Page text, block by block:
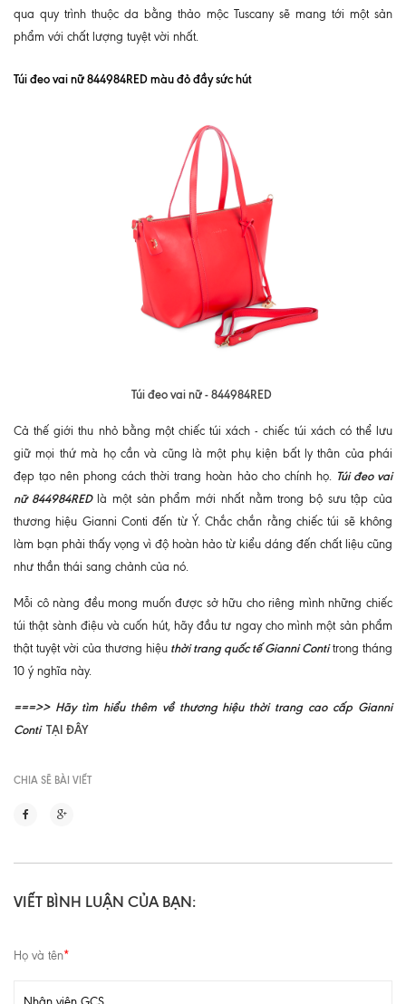
qua quy trình thuộc da bằng thảo mộc Tuscany sẽ mang tới một sản
phẩm với chất lượng tuyệt vời nhất.
Túi đeo vai nữ 844984RED màu đỏ đầy sức hút
Túi đeo vai nữ - 844984RED
Cả thế giới thu nhỏ bằng một chiếc túi xách - chiếc túi xách có thể lưu
giữ mọi thứ mà họ cần và cũng là một phụ kiện bất ly thân của phái
đẹp tạo nên phong cách thời trang hoàn hảo cho chính họ.
Túi đeo vai
nữ 844984REDlà một sản phẩm mới nhất nằm trong bộ sưu tập của
thương hiệu Gianni Conti đến từ Ý. Chắc chắn rằng chiếc túi sẽ không
làm bạn phải thấy vọng vì độ hoàn hảo từ kiểu dáng đến chất liệu cũng
như thần thái sang chảnh của nó.
Mỗi cô nàng đều mong muốn được sở hữu cho riêng mình những chiếc
túi thật sành điệu và cuốn hút, hãy đầu tư ngay cho mình một sản phẩm
thật tuyệt vời của thương hiệu thời trang quốc tế Gianni Contitrong tháng
10 ý nghĩa này.
===>> Hãy tìm hiểu thêm về thương hiệu thời trang cao cấp Gianni
Conti TẠI ĐÂY
CHIA SẼ BÀI VIẾT
VIẾT BÌNH LUẬN CỦA BẠN:
Họ và tên*